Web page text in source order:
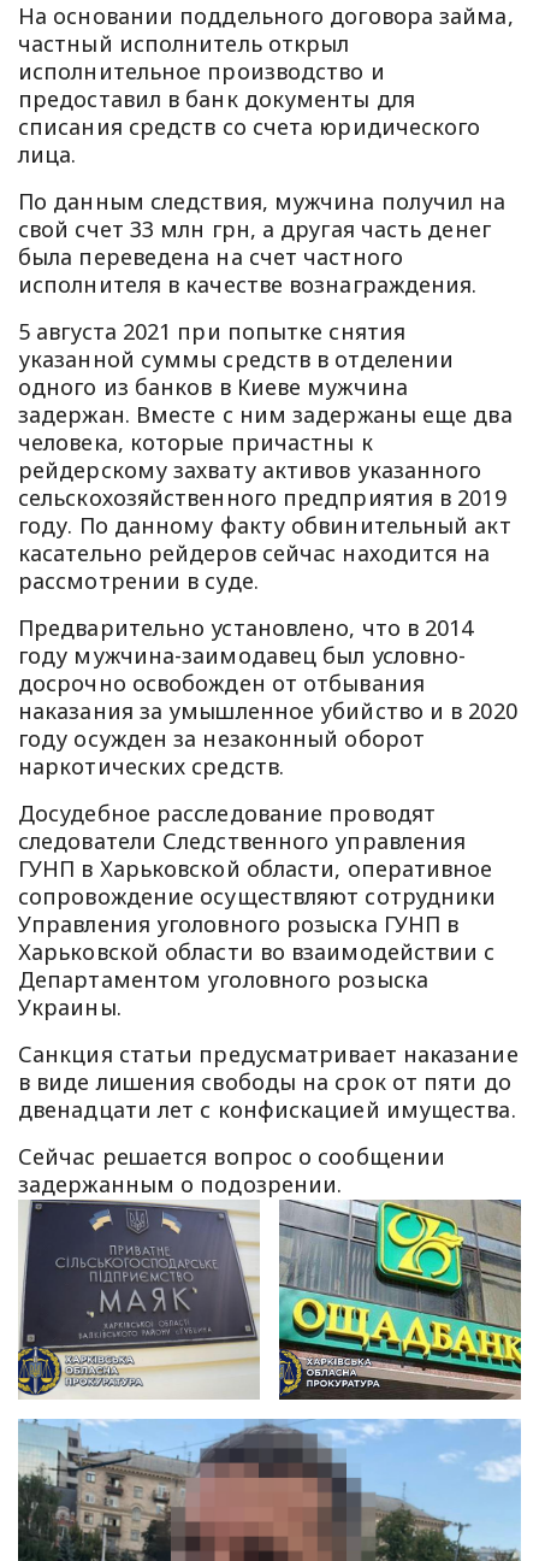
На основании поддельного договора займа,
частный исполнитель открыл
исполнительное производство и
предоставил в банк документы для
списания средств со счета юридического
лица.
По данным следствия, мужчина получил на
свой счет 33 млн грн, а другая часть денег
была переведена на счет частного
исполнителя в качестве вознаграждения.
5 августа 2021 при попытке снятия
указанной суммы средств в отделении
одного из банков в Киеве мужчина
задержан. Вместе с ним задержаны еще два
человека, которые причастны к
рейдерскому захвату активов указанного
сельскохозяйственного предприятия в 2019
году. По данному факту обвинительный акт
касательно рейдеров сейчас находится на
рассмотрении в суде.
Предварительно установлено, что в 2014
году мужчина-заимодавец был условно-
досрочно освобожден от отбывания
наказания за умышленное убийство и в 2020
году осужден за незаконный оборот
наркотических средств.
Досудебное расследование проводят
следователи Следственного управления
ГУНП в Харьковской области, оперативное
сопровождение осуществляют сотрудники
Управления уголовного розыска ГУНП в
Харьковской области во взаимодействии с
Департаментом уголовного розыска
Украины.
Санкция статьи предусматривает наказание
в виде лишения свободы на срок от пяти до
двенадцати лет с конфискацией имущества.
Сейчас решается вопрос о сообщении
задержанным о подозрении.